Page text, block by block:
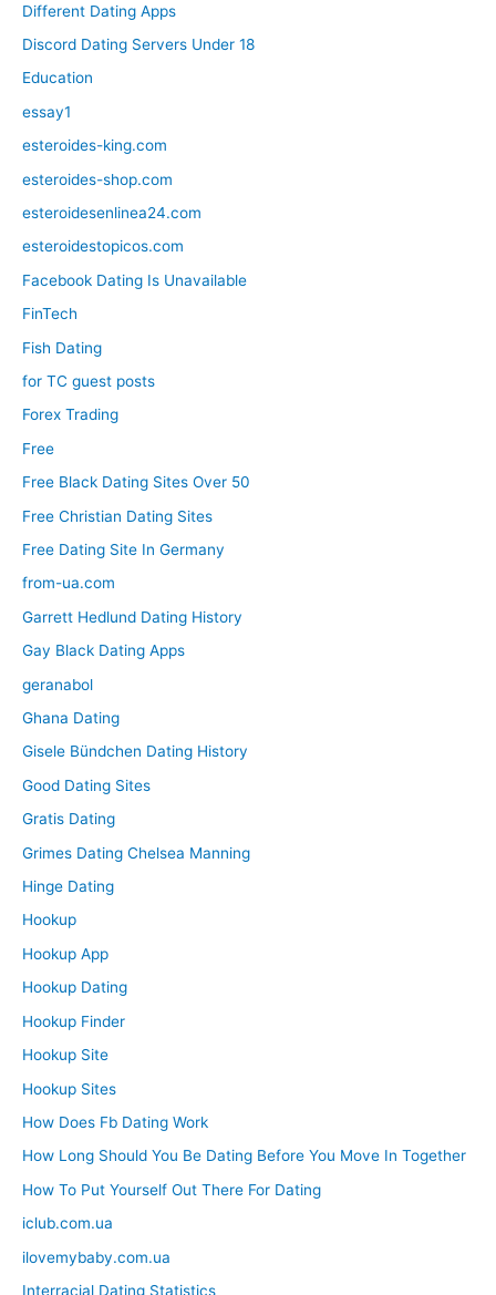
Different Dating Apps
Discord Dating Servers Under 18
Education
essay1
esteroides-king.com
esteroides-shop.com
esteroidesenlinea24.com
esteroidestopicos.com
Facebook Dating Is Unavailable
FinTech
Fish Dating
for TC guest posts
Forex Trading
Free
Free Black Dating Sites Over 50
Free Christian Dating Sites
Free Dating Site In Germany
from-ua.com
Garrett Hedlund Dating History
Gay Black Dating Apps
geranabol
Ghana Dating
Gisele Bündchen Dating History
Good Dating Sites
Gratis Dating
Grimes Dating Chelsea Manning
Hinge Dating
Hookup
Hookup App
Hookup Dating
Hookup Finder
Hookup Site
Hookup Sites
How Does Fb Dating Work
How Long Should You Be Dating Before You Move In Together
How To Put Yourself Out There For Dating
iclub.com.ua
ilovemybaby.com.ua
Interracial Dating Statistics